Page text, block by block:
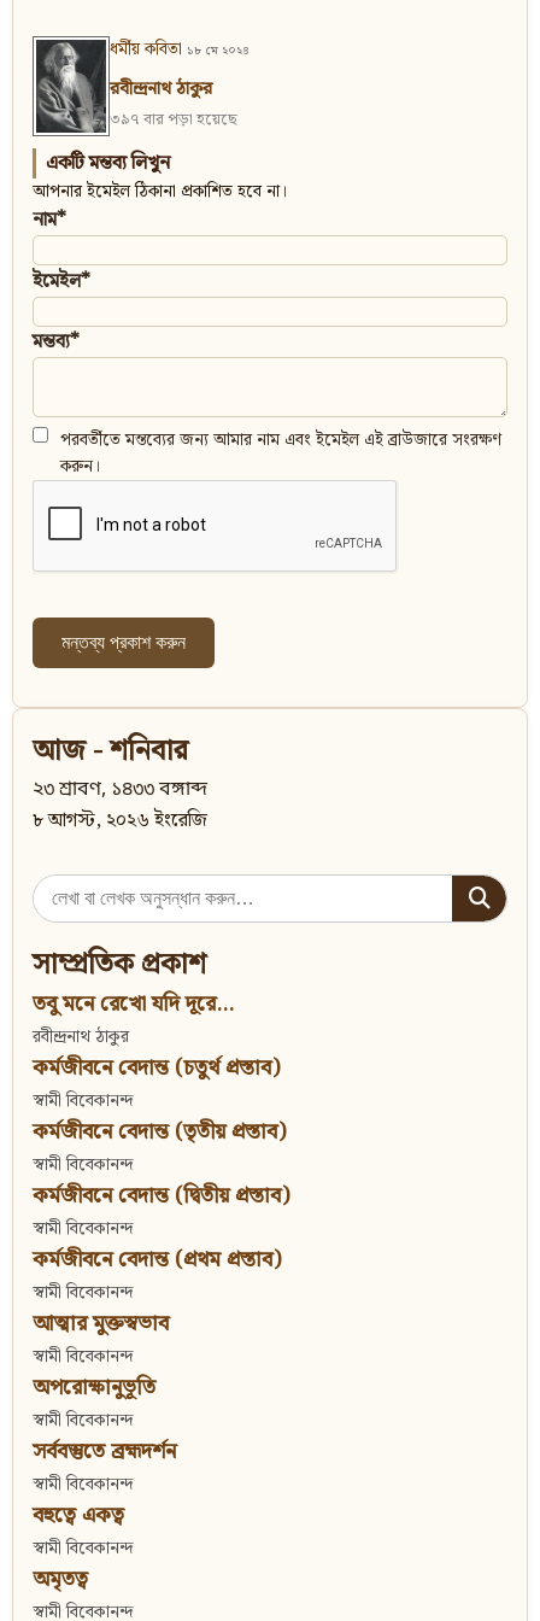
ধর্মীয় কবিতা ১৮ মে ২০২৪
রবীন্দ্রনাথ ঠাকুর
৩৯৭ বার পড়া হয়েছে
একটি মন্তব্য লিখুন
আপনার ইমেইল ঠিকানা প্রকাশিত হবে না।
নাম*
ইমেইল*
মন্তব্য*
পরবর্তীতে মন্তব্যের জন্য আমার নাম এবং ইমেইল এই ব্রাউজারে সংরক্ষণ
করুন।
আজ - শনিবার
২৩ শ্রাবণ, ১৪৩৩ বঙ্গাব্দ
৮ আগস্ট, ২০২৬ ইংরেজি
Search
for:
সাম্প্রতিক প্রকাশ
তবু মনে রেখো যদি দূরে...
রবীন্দ্রনাথ ঠাকুর
কর্মজীবনে বেদান্ত (চতুর্থ প্রস্তাব)
স্বামী বিবেকানন্দ
কর্মজীবনে বেদান্ত (তৃতীয় প্রস্তাব)
স্বামী বিবেকানন্দ
কর্মজীবনে বেদান্ত (দ্বিতীয় প্রস্তাব)
স্বামী বিবেকানন্দ
কর্মজীবনে বেদান্ত (প্রথম প্রস্তাব)
স্বামী বিবেকানন্দ
আত্মার মুক্তস্বভাব
স্বামী বিবেকানন্দ
অপরোক্ষানুভূতি
স্বামী বিবেকানন্দ
সর্ববস্তুতে ব্রহ্মদর্শন
স্বামী বিবেকানন্দ
বহুত্বে একত্ব
স্বামী বিবেকানন্দ
অমৃতত্ব
স্বামী বিবেকানন্দ